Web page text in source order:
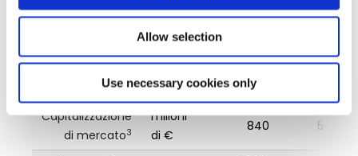
Allow selection
Use necessary cookies only
Massimo € 3,178
2,308
€
Numero di
azioni1 361.208.380
Capitalizzazione
di mercato3
milioni
di €
840 574,10